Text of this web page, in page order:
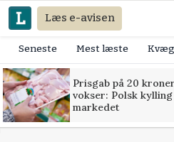
Læs e-avisen
Seneste Mest læste Kvæg
Prisgab på 20
vokser: Polsk
markedet